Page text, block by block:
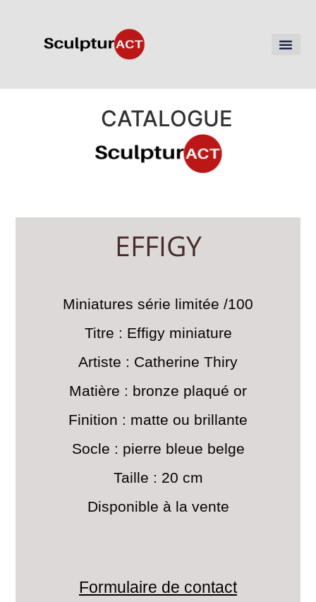
CATALOGUE
EFFIGY
Miniatures série limitée /100
Titre : Effigy miniature
Artiste : Catherine Thiry
Matière : bronze plaqué or
Finition : matte ou brillante
Socle : pierre bleue belge
Taille : 20 cm
Disponible à la vente
Formulaire de contact